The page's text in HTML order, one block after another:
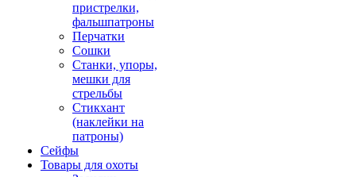
пристрелки,
фальшпатроны
Перчатки
Сошки
Станки, упоры,
мешки для
стрельбы
Стикхант
(наклейки на
патроны)
Сейфы
Товары для охоты